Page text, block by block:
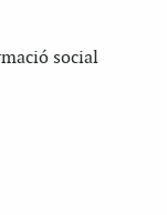
social